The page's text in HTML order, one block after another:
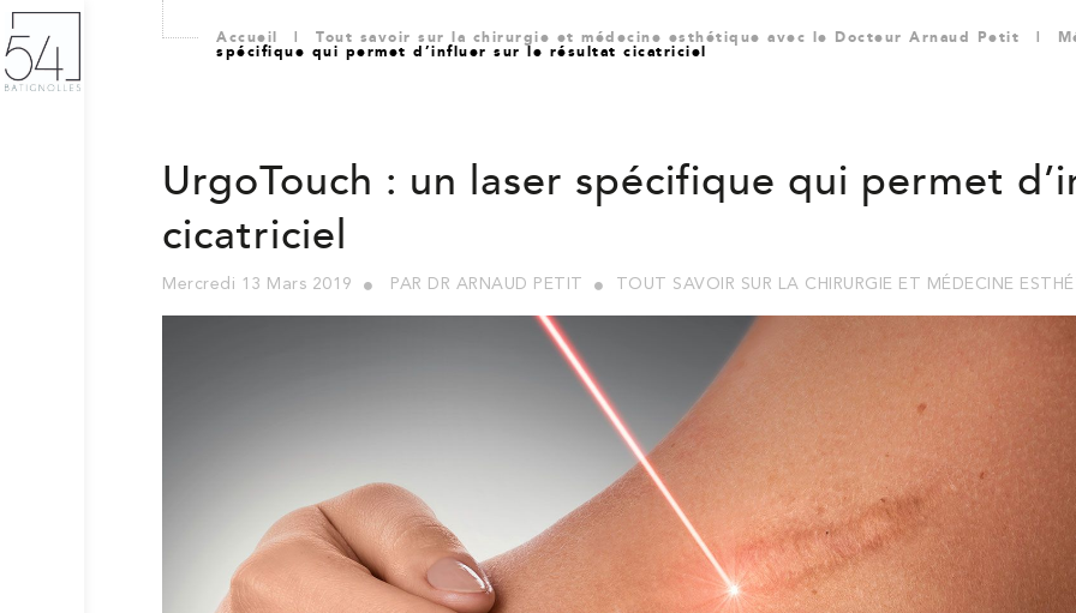
Accueil Tout savoir sur la chirurgie et médecine esthétique avec le Docteur Arnaud Petit
spécifique qui permet d’influer sur le résultat cicatriciel
UrgoTouch : un laser spécifique qui permet
cicatriciel
Mercredi 13 Mars 2019 PAR DR ARNAUD PETIT TOUT SAVOIR SUR LA CHIRURGIE ET MÉDECINE